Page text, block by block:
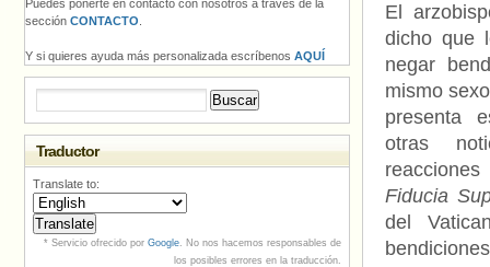
El
dicho que
negar
mismo
presenta
otras
Fiducia
del
Puedes ponerte en contacto con nosotros a través de la
sección CONTACTO
Y si quieres ayuda más personalizada escríbenos AQUÍ
Traductor
Translate to:
* Servicio ofrecido por Google. No nos hacemos responsables de
los posibles errores en la traducción.